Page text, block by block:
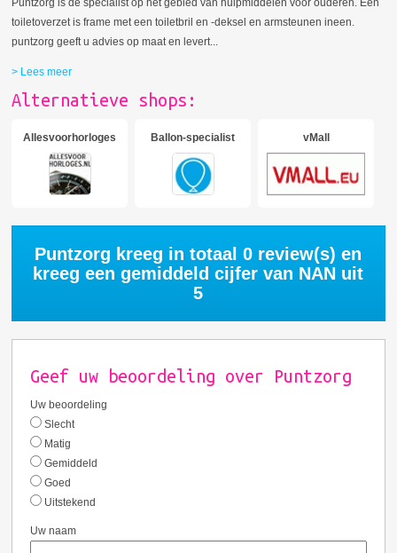
toiletoverzet is frame met een toiletbril en -deksel en armsteunen ineen.
puntzorg geeft u advies op maat en levert
> Lees meer
Alternatieve shops:
Allesvoorhorloges Ballon-specialist vMall
Puntzorg kreeg in totaal0 review(s) en
kreeg een gemiddeld cijfer van NAN uit
5
Geef uw beoordeling over Puntzorg
Uw beoordeling
Slecht
Matig
Gemiddeld
Goed
Uitstekend
Uw naam